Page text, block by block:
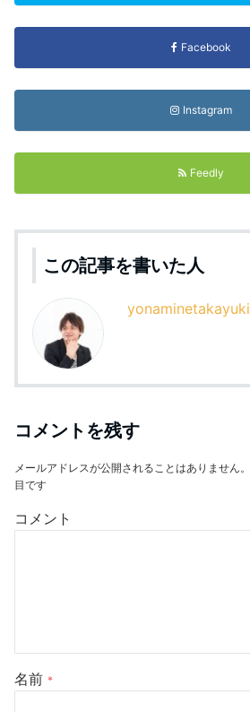
Facebook
Instagram
Feedly
この記事を書いた人
yonaminetakayuki
コメントを残す
メールアドレスが公開されることはありません。
目です
コメント
名前 *